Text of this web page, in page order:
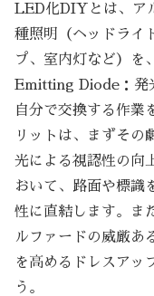
LED化DIYとは、ア
種照明（ヘッドライ
プ、室内灯など）
Emitting Diode：発
自分で交換する作業
リットは、まずその
光による視認性の向
おいて、路面や標識
性に直結します。ま
ルファードの威厳あ
を高めるドレスアッ
う。